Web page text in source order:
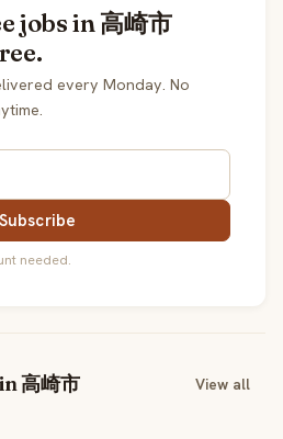
jobs in 高崎市
every Monday. No
Subscribe
needed.
高崎市 View all